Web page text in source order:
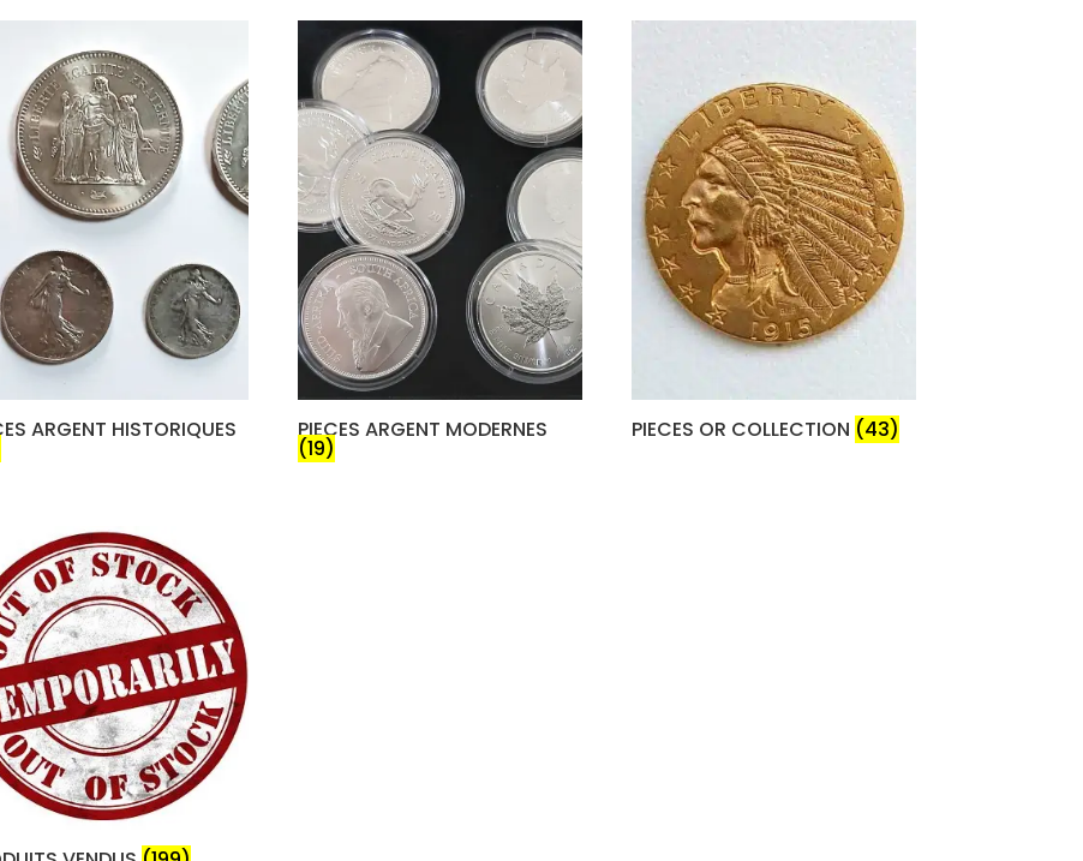
ARGENT HISTORIQUES PIECES ARGENT MODERNES
(19)
PIECES OR COLLECTION (43)